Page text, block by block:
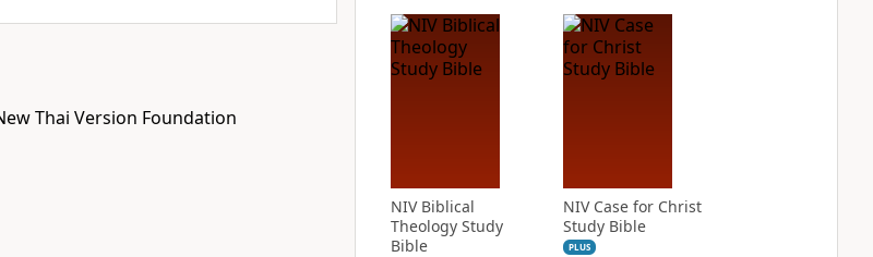
Thai Version Foundation
NIV Biblical
Theology Study
Bible
NIV Case for Christ
Study Bible
PLUS